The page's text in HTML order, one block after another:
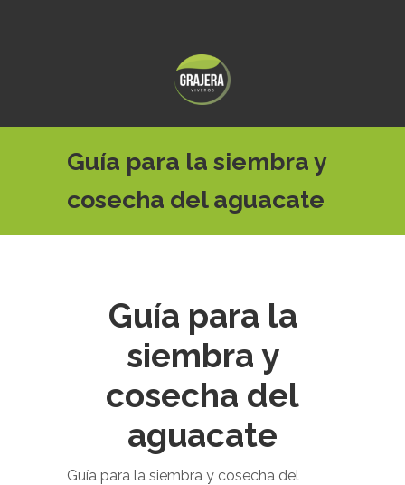
Guía para la siembra y
cosecha del aguacate
Guía para la
siembra y
cosecha del
aguacate
Guía para la siembra y cosecha del